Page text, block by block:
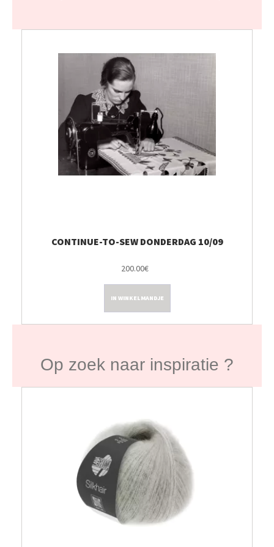
CONTINUE-TO-SEW DONDERDAG 10/09
200.00€
IN WINKELMANDJE
Op zoek naar inspiratie ?